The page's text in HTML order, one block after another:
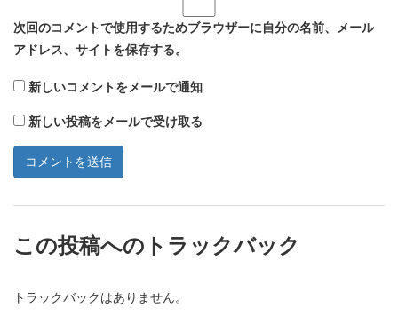
次回のコメントで使用するためブラウザーに自分の名前、メール
アドレス、サイトを保存する。
新しいコメントをメールで通知
新しい投稿をメールで受け取る
この投稿へのトラックバック
トラックバックはありません。